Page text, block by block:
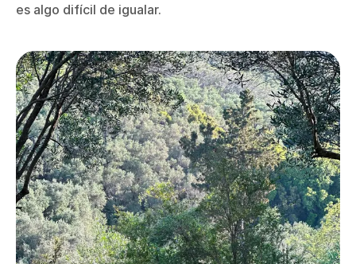
es algo difícil de igualar.